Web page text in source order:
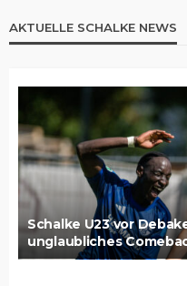
AKTUELLE SCHALKE NEWS
Schalke U23 vor
unglaubliches